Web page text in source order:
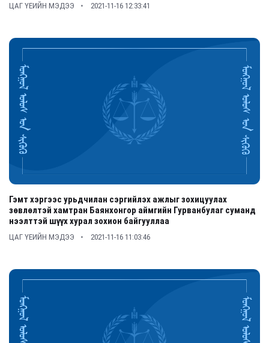
ЦАГ ҮЕИЙН МЭДЭЭ 2021-11-16 12:33:41
Гэмт хэргээс урьдчилан сэргийлэх ажлыг зохицуулах
зөвлөлтэй хамтран Баянхонгор аймгийн Гурванбулаг суманд
нээлттэй шүүх хурал зохион байгууллаа
ЦАГ ҮЕИЙН МЭДЭЭ 2021-11-16 11:03:46